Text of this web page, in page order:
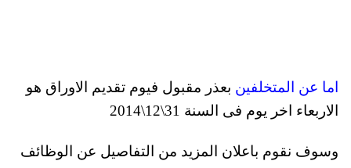
اما عن المتخلفين بعذر مقبول فيوم تقديم الاوراق هو
الاربعاء اخر يوم فى السنة 31\12\2014
وسوف نقوم باعلان المزيد من التفاصيل عن الوظائف